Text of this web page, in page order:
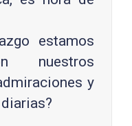
estamos
nuestros
y